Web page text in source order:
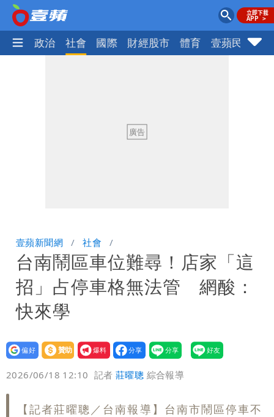
生活 政治 社會 國際 財經股市 體育 壹蘋民調
壹蘋新聞網 社會
台南鬧區車位難尋！店家「這
招」占停車格無法管 網酸：
快來學
設為
贊助
我要
爆料
2026/06/18 12:10 記者莊曜聰 綜合報導
【記者莊曜聰／台南報導】台南市鬧區停車不